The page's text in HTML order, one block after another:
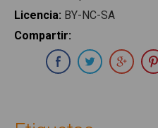
Licencia: BY-NC-SA
Compartir:
Compartir en
Compartir